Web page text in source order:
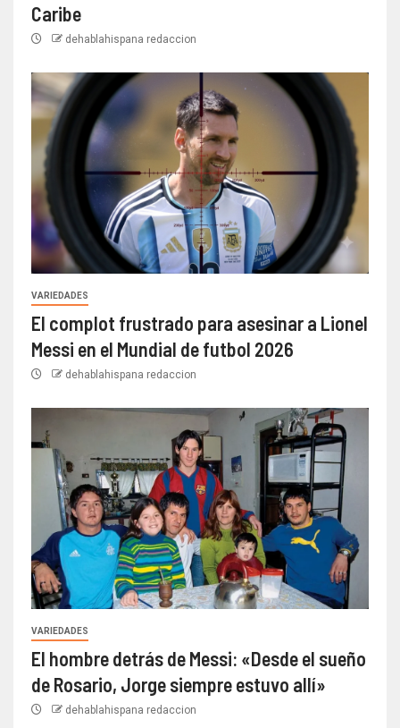
Caribe
dehablahispana redaccion
VARIEDADES
El complot frustrado para asesinar a Lionel
Messi en el Mundial de futbol 2026
dehablahispana redaccion
VARIEDADES
El hombre detrás de Messi: «Desde el sueño
de Rosario, Jorge siempre estuvo allí»
dehablahispana redaccion